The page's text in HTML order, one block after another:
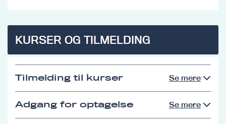
KURSER OG TILMELDING
Tilmelding til kurser Se mere
Adgang for optagelse Se mere